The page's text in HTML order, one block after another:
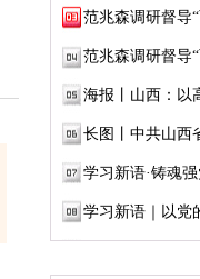
范兆森调研督导
范兆森调研督导
海报丨山西：以
长图丨中共山西
学习新语·铸魂
学习新语｜以党